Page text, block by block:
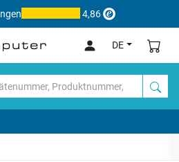
4,86
DE